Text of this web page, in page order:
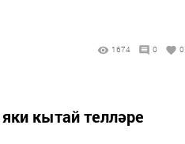
1674 0 0
кытай телләре